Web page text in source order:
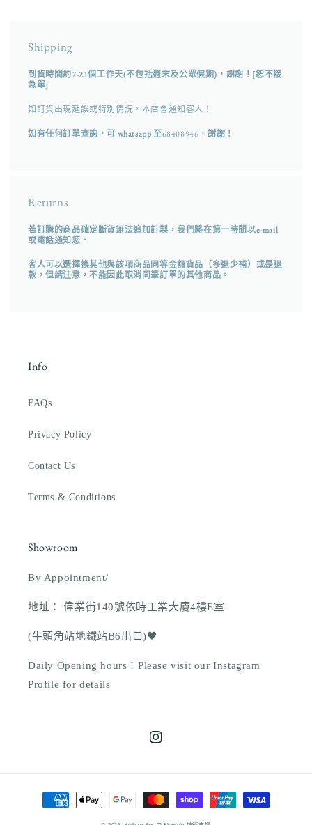
Shipping
到貨時間約7-21個工作天(不包括週末及公眾假期)，謝謝！[恕不接
急單]
如訂貨出現延誤或特別情況，本店會通知客人！
如有任何訂單查詢，可 whatsapp 至68408946 ，謝謝！
Returns
若訂購的商品確定斷貨無法追加訂製，我們將在第一時間以e-mail
或電話通知您．
客人可以選擇換其他與該項商品同等金額貨品（多退少補）或是退
款，但請注意，不能因此取消同筆訂單的其他商品。
Info
FAQs
Privacy Policy
Contact Us
Terms & Conditions
Showroom
By Appointment/
地址： 偉業街140號依時工業大廈4樓E室
(牛頭角站地鐵站B6出口)🖤
Daily Opening hours：Please visit our Instagram
Profile for details
Instagram
付
款